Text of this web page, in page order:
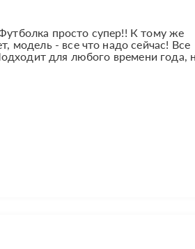
просто супер!! К тому же
модель - все что надо сейчас! Все
для любого времени года,